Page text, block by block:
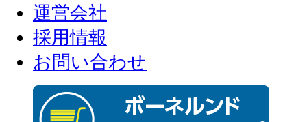
運営会社
採用情報
お問い合わせ